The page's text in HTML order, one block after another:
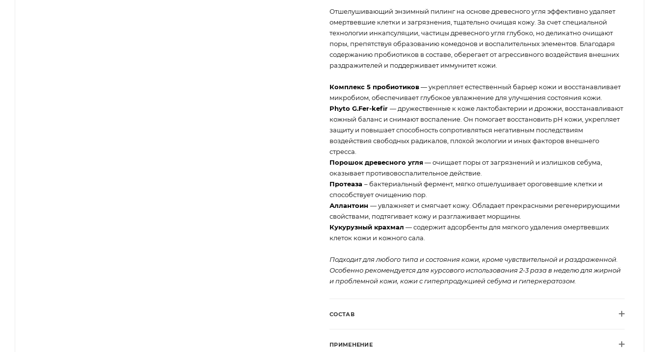
Отшелушивающий энзимный пилинг на основе древесного угля эффективно удаляет
омертвевшие клетки и загрязнения, тщательно очищая кожу. За счет специальной
технологии инкапсуляции, частицы древесного угля глубоко, но деликатно очищают
поры, препятствуя образованию комедонов и воспалительных элементов. Благодаря
содержанию пробиотиков в составе, оберегает от агрессивного воздействия внешних
раздражителей и поддерживает иммунитет кожи.
Комплекс 5 пробиотиков— укрепляет естественный барьер кожи и восстанавливает
микробиом, обеспечивает глубокое увлажнение для улучшения состояния кожи.
Phyto G.Fer-kefir — дружественные к коже лактобактерии и дрожжи, восстанавливают
кожный баланс и снимают воспаление. Он помогает восстановить рН кожи, укрепляет
защиту и повышает способность сопротивляться негативным последствиям
воздействия свободных радикалов, плохой экологии и иных факторов внешнего
стресса.
Порошок древесного угля— очищает поры от загрязнений и излишков себума,
оказывает противовоспалительное действие.
Протеаза – бактериальный фермент, мягко отшелушивает ороговевшие клетки и
способствует очищению пор.
Аллантоин — увлажняет и смягчает кожу. Обладает прекрасными регенерирующими
свойствами, подтягивает кожу и разглаживает морщины.
Кукурузный крахмал — содержит адсорбенты для мягкого удаления омертвевших
клеток кожи и кожного сала.
Подходит для любого типа и состояния кожи, кроме чувствительной и раздраженной.
Особенно рекомендуется для курсового использования 2-3 раза в неделю для жирной
и проблемной кожи, кожи с гиперпродукцией себума и гиперкератозом.
СОСТАВ
ПРИМЕНЕНИЕ